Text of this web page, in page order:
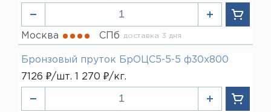
Москва СПб доставка 3 дня
Бронзовый пруток БрОЦС5-5-5 ф30х800
7126 ₽/шт. 1 270 ₽/кг.